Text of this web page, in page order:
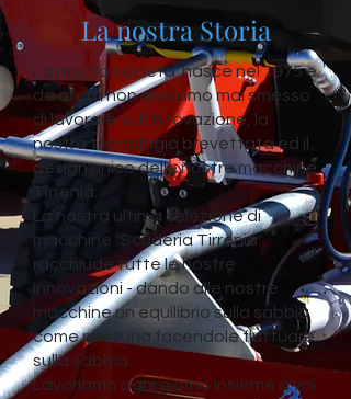
La nostra Storia
La nostra societa' nasce nel 1975 e
da allora non abbiamo mai smesso
di lavorare sull'innovazione, la
nostra tecnologia brevettata ed il
design unico delle nostre macchine
Tirrenia.
La nostra ultima selezione di
macchine "Scuderia Tirrenia"
racchiude tutte le nostre
innovazioni - dando alle nostre
macchine un equilibrio sulla sabbia
come nessuna facendole fluttuare
sulla sabbia.
Lavoriamo ogni giorno insieme a voi